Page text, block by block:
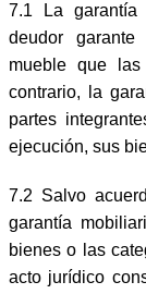
7.1 La garantía
deudor
mueble que
contrario, la
partes
ejecución, sus
7.2 Salvo
garantía
bienes o las
acto jurídico